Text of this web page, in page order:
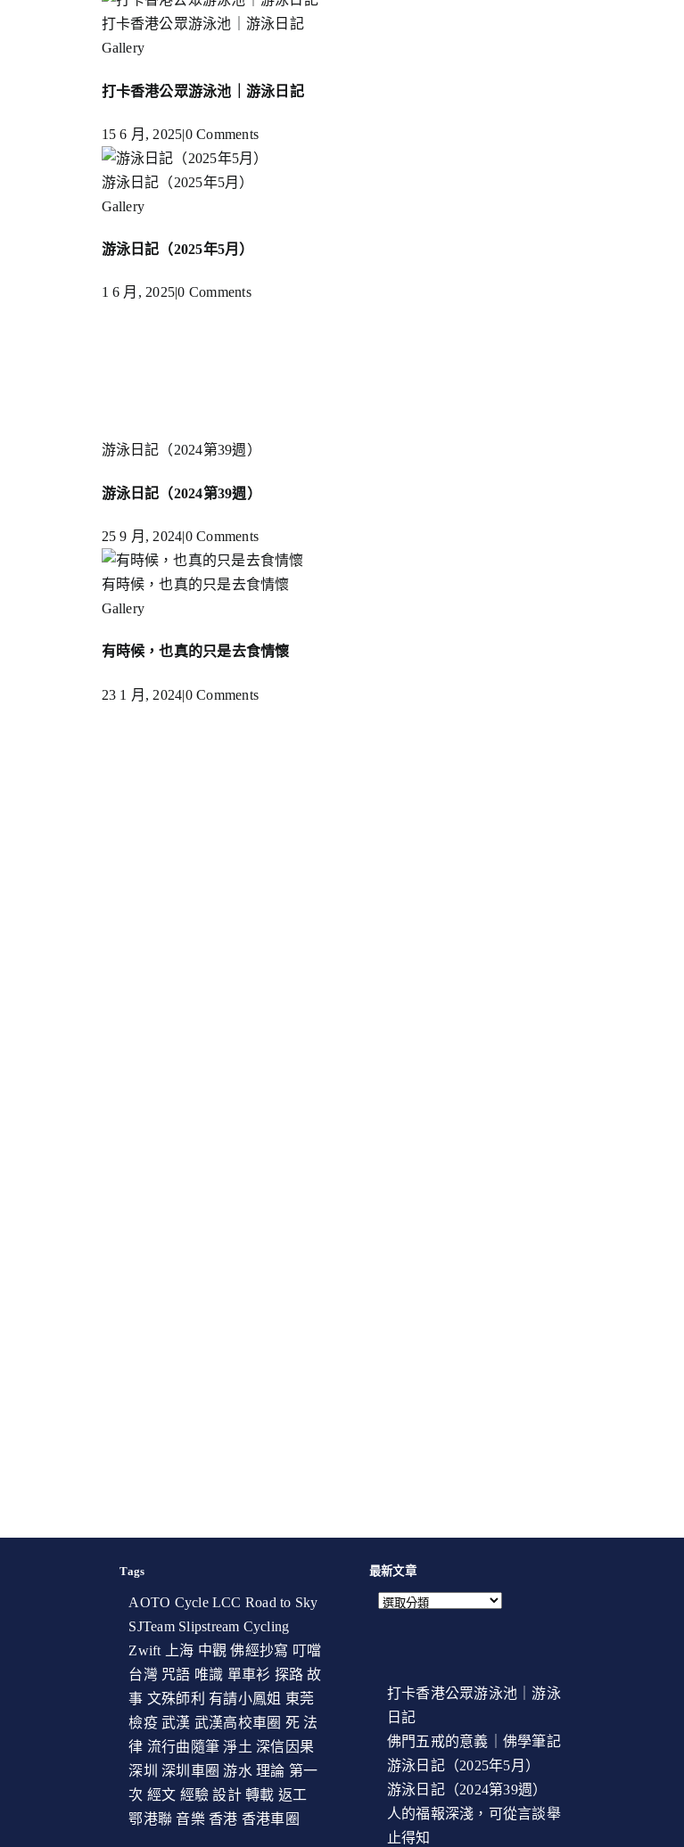
打卡香港公眾游泳池｜游泳日記
Gallery
打卡香港公眾游泳池｜游泳日記
15 6 月, 2025|0 Comments
游泳日記（2025年5月）
Gallery
游泳日記（2025年5月）
1 6 月, 2025|0 Comments
游泳日記（2024第39週）
游泳日記（2024第39週）
25 9 月, 2024|0 Comments
有時候，也真的只是去食情懷
Gallery
有時候，也真的只是去食情懷
23 1 月, 2024|0 Comments
Tags
AOTO Cycle LCC Road to Sky
SJTeam Slipstream Cycling
Zwift
上海 中觀 佛經抄寫 叮噹
台灣 咒語 唯識 單車衫 探路 故
事 文殊師利 有請小鳳姐 東莞
檢疫 武漢 武漢高校車圈 死 法
律 流行曲隨筆 淨土 深信因果
深圳
深圳車圈 游水 理論 第一
次 經文 經驗 設計 轉載 返工
鄂港聯 音樂 香港 香港車圈
最新文章
打卡香港公眾游泳池｜游泳
日記
佛門五戒的意義｜佛學筆記
游泳日記（2025年5月）
游泳日記（2024第39週）
人的福報深淺，可從言談舉
止得知